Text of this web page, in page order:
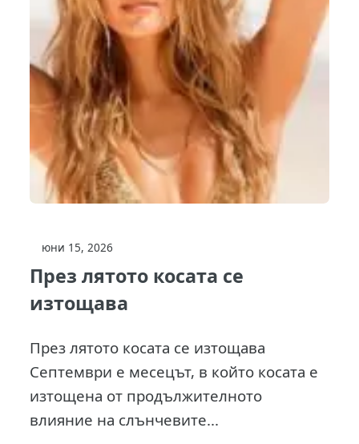
юни 15, 2026
През лятото косата се
изтощава
През лятото косата се изтощава
Септември е месецът, в който косата е
изтощена от продължителното
влияние на слънчевите...